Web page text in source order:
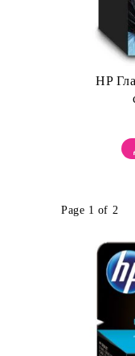
HP
Page 1 of 2